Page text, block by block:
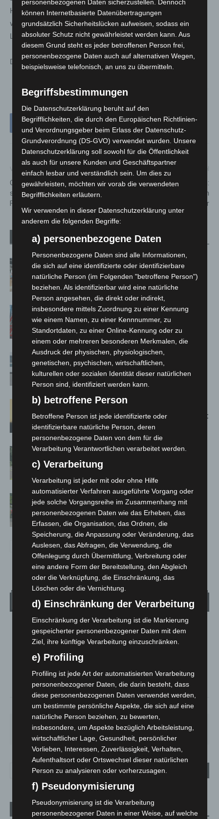
Hinweise zum Fahrer oder dem Motorrad geben können,
werden gebeten, sich beim Polizeikommissariat
Langenhagen zu melden.
Die Telefonnummer lautet 0511 109-4215.
Vorheriger Artikel
Gewitter und Großbrand
sorgen für 50
Feuerwehreinsätze in Lehrte
Sicher in die Sommerferien:
Aktion warnt vor Ablenkung im
Verkehr
Verwandte Artikel Mehr vom Autor
Kunst trifft Weingenuss: Barbara-
Susann Mehring zeigt ihre Werke im
Jacques’ Wein-Depot Isernhagen
A2: Zweite Turbobaustelle startet
zwischen Hannover-West und
Bothfeld
Niedersachsen: Feuerwehrkräfte
kehren nach Waldbrandeinsatz aus
Spanien zurück
Hannover: Erste Tigermücken-
Population in Niedersachsen entdeckt
Brand im „Haus der Begegnung“ in
Neuwarmbüchen schnell eingedämmt
Region Hannover: 21 neue
Notfallsanitäter starten beim Roten
Kreuz
Wetter
LANGENHAGEN
Klarer Himmel
18.5
°
69% 1.8m/s 9%
SA.
27° 34 °
MO.
28 °
DI.
22° 26°
Aktuelle Beiträge
personenbezogenen Daten sicherzustellen. Dennoch
können Internetbasierte Datenübertragungen
grundsätzlich Sicherheitslücken aufweisen, sodass ein
absoluter Schutz nicht gewährleistet werden kann. Aus
diesem Grund steht es jeder betroffenen Person frei,
personenbezogene Daten auch auf alternativen Wegen,
beispielsweise telefonisch, an uns zu übermitteln.
Begriffsbestimmungen
Die Datenschutzerklärung beruht auf den
Begrifflichkeiten, die durch den Europäischen Richtlinien-
und Verordnungsgeber beim Erlass der Datenschutz-
Grundverordnung (DS-GVO) verwendet wurden. Unsere
Datenschutzerklärung soll sowohl für die Öffentlichkeit
als auch für unsere Kunden und Geschäftspartner
einfach lesbar und verständlich sein. Um dies zu
gewährleisten, möchten wir vorab die verwendeten
Begrifflichkeiten erläutern.
Wir verwenden in dieser Datenschutzerklärung unter
anderem die folgenden Begriffe:
a) personenbezogene Daten
Personenbezogene Daten sind alle Informationen,
die sich auf eine identifizierte oder identifizierbare
natürliche Person (im Folgenden "betroffene Person")
beziehen. Als identifizierbar wird eine natürliche
Person angesehen, die direkt oder indirekt,
insbesondere mittels Zuordnung zu einer Kennung
wie einem Namen, zu einer Kennnummer, zu
Standortdaten, zu einer Online-Kennung oder zu
einem oder mehreren besonderen Merkmalen, die
Ausdruck der physischen, physiologischen,
genetischen, psychischen, wirtschaftlichen,
kulturellen oder sozialen Identität dieser natürlichen
Person sind, identifiziert werden kann.
b) betroffene Person
Betroffene Person ist jede identifizierte oder
identifizierbare natürliche Person, deren
personenbezogene Daten von dem für die
Verarbeitung Verantwortlichen verarbeitet werden.
c) Verarbeitung
Verarbeitung ist jeder mit oder ohne Hilfe
automatisierter Verfahren ausgeführte Vorgang oder
jede solche Vorgangsreihe im Zusammenhang mit
personenbezogenen Daten wie das Erheben, das
Erfassen, die Organisation, das Ordnen, die
Speicherung, die Anpassung oder Veränderung, das
Auslesen, das Abfragen, die Verwendung, die
Offenlegung durch Übermittlung, Verbreitung oder
eine andere Form der Bereitstellung, den Abgleich
oder die Verknüpfung, die Einschränkung, das
Löschen oder die Vernichtung.
d) Einschränkung der Verarbeitung
Einschränkung der Verarbeitung ist die Markierung
gespeicherter personenbezogener Daten mit dem
Ziel, ihre künftige Verarbeitung einzuschränken.
e) Profiling
Profiling ist jede Art der automatisierten Verarbeitung
personenbezogener Daten, die darin besteht, dass
diese personenbezogenen Daten verwendet werden,
um bestimmte persönliche Aspekte, die sich auf eine
natürliche Person beziehen, zu bewerten,
insbesondere, um Aspekte bezüglich Arbeitsleistung,
wirtschaftlicher Lage, Gesundheit, persönlicher
Vorlieben, Interessen, Zuverlässigkeit, Verhalten,
Aufenthaltsort oder Ortswechsel dieser natürlichen
Person zu analysieren oder vorherzusagen.
f) Pseudonymisierung
Pseudonymisierung ist die Verarbeitung
personenbezogener Daten in einer Weise, auf welche